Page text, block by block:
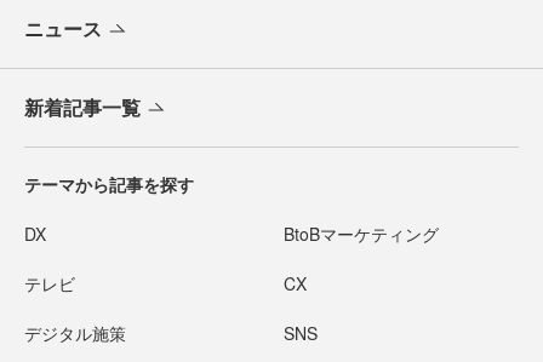
ニュース
新着記事一覧
テーマから記事を探す
DX BtoBマーケティング
テレビ CX
デジタル施策 SNS